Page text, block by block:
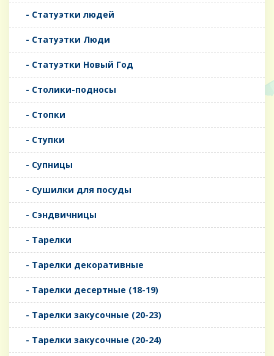
- Статуэтки людей
- Статуэтки Люди
- Статуэтки Новый Год
- Столики-подносы
- Стопки
- Ступки
- Супницы
- Сушилки для посуды
- Сэндвичницы
- Тарелки
- Тарелки декоративные
- Тарелки десертные (18-19)
- Тарелки закусочные (20-23)
- Тарелки закусочные (20-24)